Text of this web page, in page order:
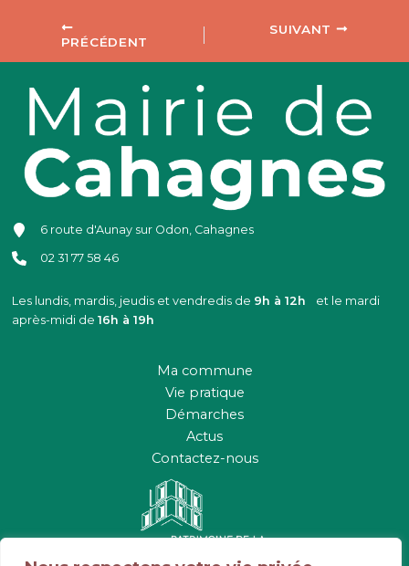
PRÉCÉDENT
SUIVANT
6 route d'Aunay sur Odon, Cahagnes
02 31 77 58 46
Les lundis, mardis, jeudis et vendredis de 9h à 12h et le mardi
après-midi de16h à 19h
Ma commune
Vie pratique
Démarches
Actus
Contactez-nous